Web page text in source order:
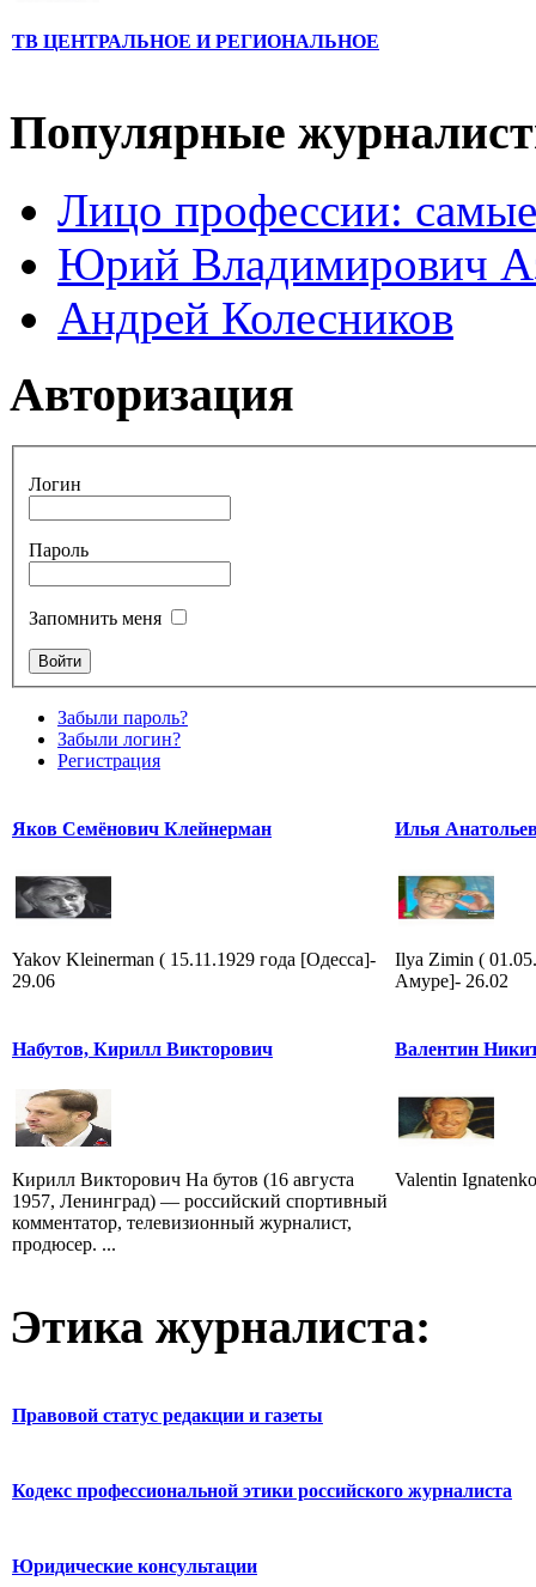
ТВ ЦЕНТРАЛЬНОЕ И РЕГИОНАЛЬНОЕ
Популярные
Лицо профессии:
Юрий Владимирович
Андрей Колесников
Авторизация
Логин
Пароль
Запомнить меня
Забыли пароль?
Забыли логин?
Регистрация
Яков Семёнович Клейнерман
Yakov Kleinerman ( 15.11.1929 года [Одесса]-
29.06
Илья
Ilya Zimin (
Амуре]- 26.02
Набутов, Кирилл Викторович
Кирилл Викторович На бутов (16 августа
1957, Ленинград) — российский спортивный
комментатор, телевизионный журналист,
продюсер. ...
Валентин
Valentin Ignatenko
Этика журналиста:
Правовой статус редакции и газеты
Кодекс профессиональной этики российского журналиста
Юридические консультации